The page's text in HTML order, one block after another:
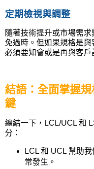
定期檢視與調整
隨著技術提升或市場需
免過時。但如果規格是
必須要知會或是再與客戶
結語：全面掌握
鍵
總結一下，LCL/UCL 和
分：
LCL 和 UCL 幫助
常發生。